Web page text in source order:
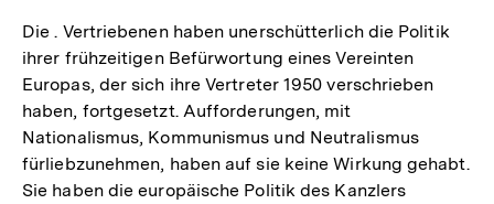
Die . Vertriebenen haben unerschütterlich die Politik
ihrer frühzeitigen Befürwortung eines Vereinten
Europas, der sich ihre Vertreter 1950 verschrieben
haben, fortgesetzt. Aufforderungen, mit
Nationalismus, Kommunismus und Neutralismus
fürliebzunehmen, haben auf sie keine Wirkung gehabt.
Sie haben die europäische Politik des Kanzlers